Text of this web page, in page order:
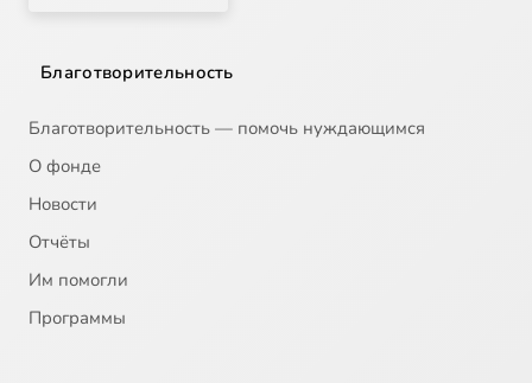
Благотворительность
Благотворительность — помочь нуждающимся
О фонде
Новости
Отчёты
Им помогли
Программы